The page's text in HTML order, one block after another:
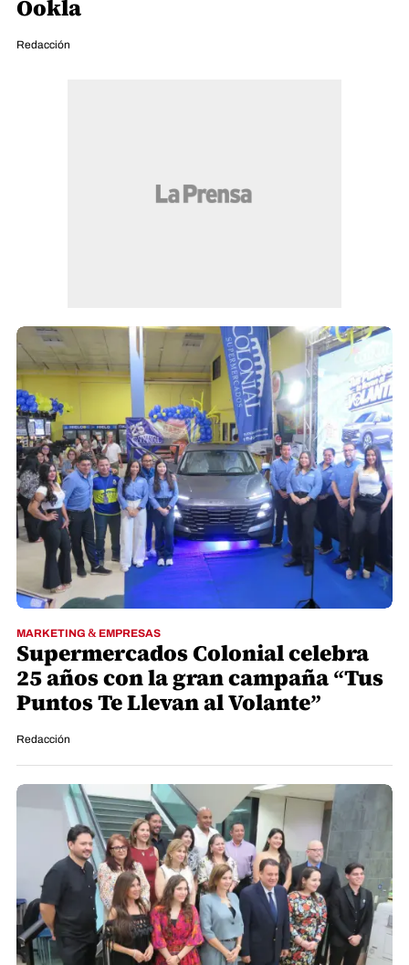
Ookla
Redacción
MARKETING & EMPRESAS
Supermercados Colonial celebra
25 años con la gran campaña “Tus
Puntos Te Llevan al Volante”
Redacción